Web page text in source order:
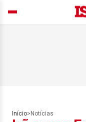
Início> Notícias